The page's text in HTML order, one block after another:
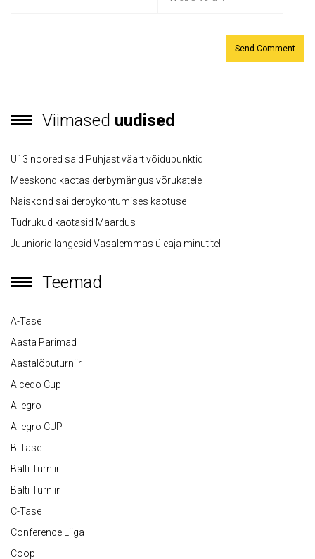
Viimased uudised
U13 noored said Puhjast väärt võidupunktid
Meeskond kaotas derbymängus võrukatele
Naiskond sai derbykohtumises kaotuse
Tüdrukud kaotasid Maardus
Juuniorid langesid Vasalemmas üleaja minutitel
Teemad
A-Tase
Aasta Parimad
Aastalõputurniir
Alcedo Cup
Allegro
Allegro CUP
B-Tase
Balti Turniir
Balti Turniir
C-Tase
Conference Liiga
Coop